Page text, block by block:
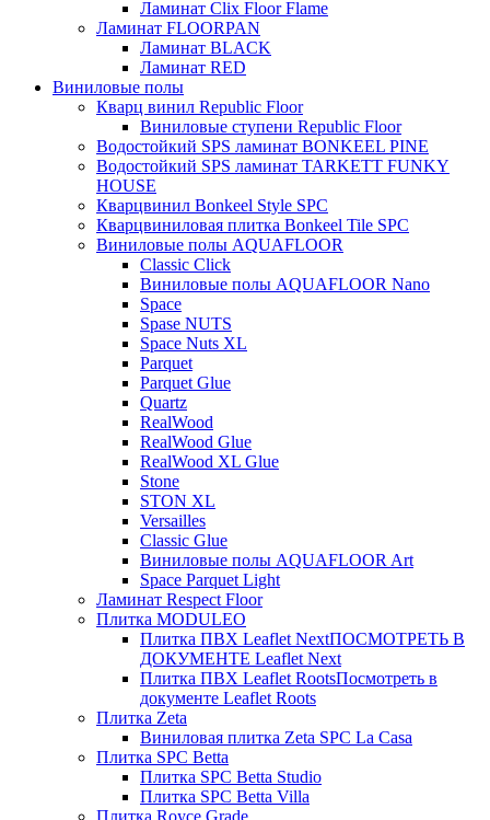
Ламинат Clix Floor Flame
Ламинат FLOORPAN
Ламинат BLACK
Ламинат RED
Виниловые полы
Кварц винил Republic Floor
Виниловые ступени Republic Floor
Водостойкий SPS ламинат BONKEEL PINE
Водостойкий SPS ламинат TARKETT FUNKY
HOUSE
Кварцвинил Bonkeel Style SPC
Кварцвиниловая плитка Bonkeel Tile SPC
Виниловые полы AQUAFLOOR
Classic Click
Виниловые полы AQUAFLOOR Nano
Space
Spase NUTS
Space Nuts XL
Parquet
Parquet Glue
Quartz
RealWood
RealWood Glue
RealWood XL Glue
Stone
STON XL
Versailles
Classic Glue
Виниловые полы AQUAFLOOR Art
Space Parquet Light
Ламинат Respect Floor
Плитка MODULEO
Плитка ПВХ Leaflet NextПОСМОТРЕТЬ В
ДОКУМЕНТЕ Leaflet Next
Плитка ПВХ Leaflet RootsПосмотреть в
документе Leaflet Roots
Плитка Zeta
Виниловая плитка Zeta SPC La Casa
Плитка SPC Betta
Плитка SPC Betta Studio
Плитка SPC Betta Villa
Плитка Royce Grade